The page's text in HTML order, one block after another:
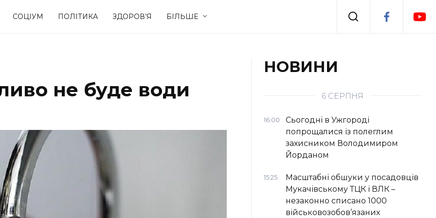
СОЦІУМ ПОЛІТИКА ЗДОРОВ’Я БІЛЬШЕ
Події
Спорт Стиль життя
не буде води
НОВИНИ
6 СЕРПНЯ
16:00
Сьогодні в Ужгороді
попрощалися із полеглим
захисником Володимиром
Йорданом
15:25
Масштабні обшуки у посадовців
Мукачівському ТЦК і ВЛК –
незаконно списано 1000
військовозобов’язаних